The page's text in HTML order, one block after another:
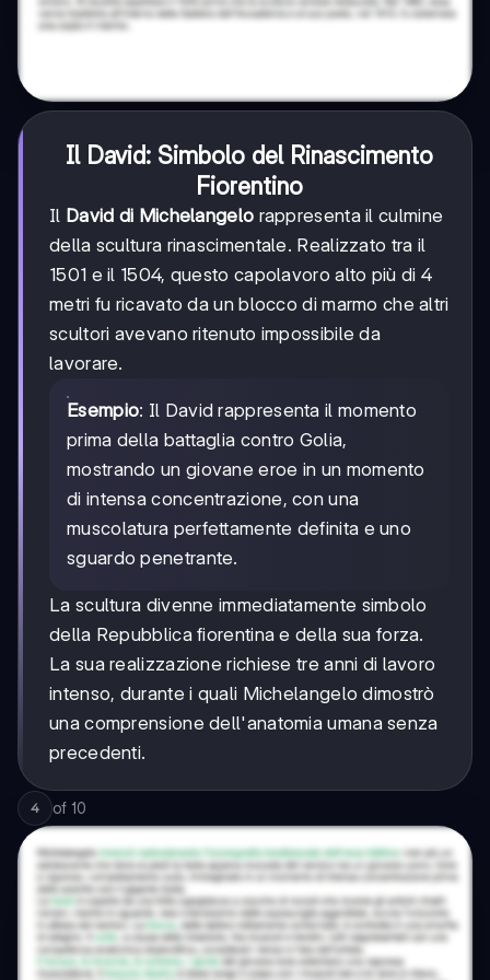
Il David: Simbolo del Rinascimento
Fiorentino
Il David di Michelangelo rappresenta il culmine
della scultura rinascimentale. Realizzato tra il
1501 e il 1504, questo capolavoro alto più di 4
metri fu ricavato da un blocco di marmo che altri
scultori avevano ritenuto impossibile da
lavorare.
Esempio: Il David rappresenta il momento
prima della battaglia contro Golia,
mostrando un giovane eroe in un momento
di intensa concentrazione, con una
muscolatura perfettamente definita e uno
sguardo penetrante.
La scultura divenne immediatamente simbolo
della Repubblica fiorentina e della sua forza.
La sua realizzazione richiese tre anni di lavoro
intenso, durante i quali Michelangelo dimostrò
una comprensione dell'anatomia umana senza
precedenti.
4 of 10